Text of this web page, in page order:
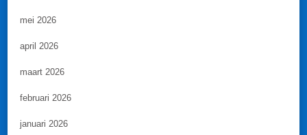
mei 2026
april 2026
maart 2026
februari 2026
januari 2026